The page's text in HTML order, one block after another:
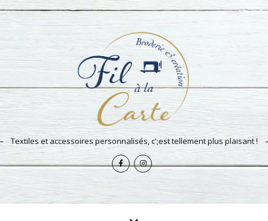
Textiles et accessoires personnalisés, c';est tellement plus plaisant !